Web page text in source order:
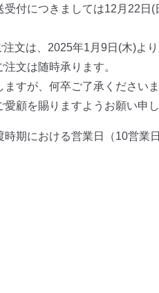
受付につきましては12月22日
文は、2025年1月9日(木)より
文は随時承ります。
すが、何卒ご了承ください
顧を賜りますようお願い申し
時期における営業日（10営業